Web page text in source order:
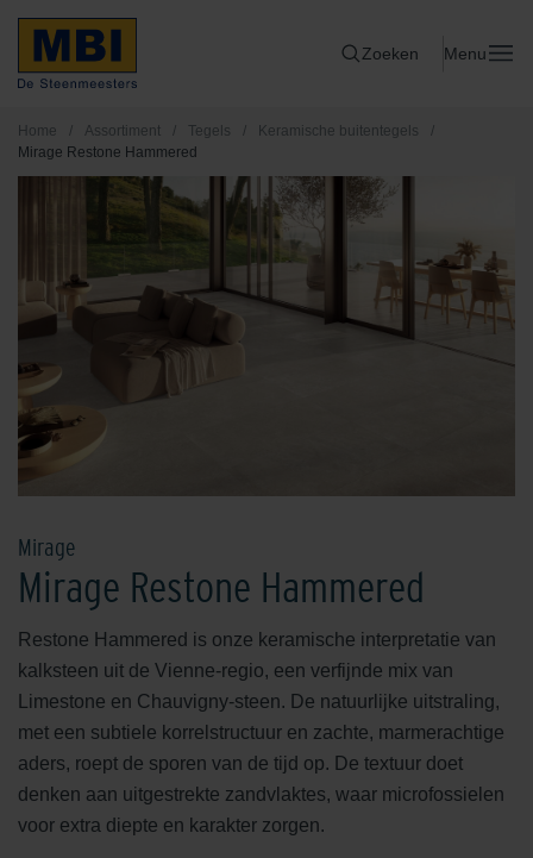
Zoeken Menu
Home / Assortiment / Tegels / Keramische buitentegels
/
Mirage Restone Hammered
Mirage
Mirage Restone Hammered
Restone Hammered is onze keramische interpretatie van
kalksteen uit de Vienne-regio, een verfijnde mix van
Limestone en Chauvigny-steen. De natuurlijke uitstraling,
met een subtiele korrelstructuur en zachte, marmerachtige
aders, roept de sporen van de tijd op. De textuur doet
denken aan uitgestrekte zandvlaktes, waar microfossielen
voor extra diepte en karakter zorgen.